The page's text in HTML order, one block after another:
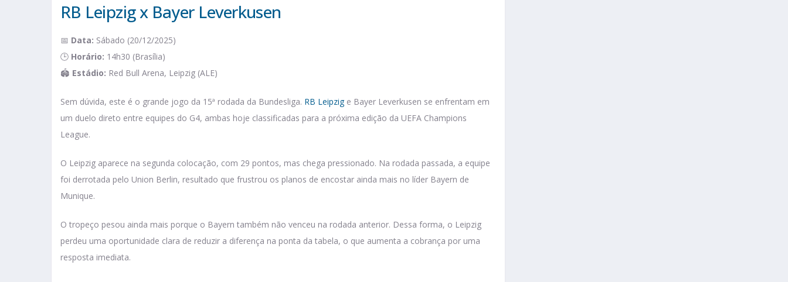
RB Leipzig x Bayer Leverkusen
📅 Data: Sábado (20/12/2025)
🕒 Horário: 14h30 (Brasília)
🏟️ Estádio: Red Bull Arena, Leipzig (ALE)
Sem dúvida, este é o grande jogo da 15ª rodada da Bundesliga. RB Leipzige Bayer Leverkusen se enfrentam em
um duelo direto entre equipes do G4, ambas hoje classificadas para a próxima edição da UEFA Champions
League.
O Leipzig aparece na segunda colocação, com 29 pontos, mas chega pressionado. Na rodada passada, a equipe
foi derrotada pelo Union Berlin, resultado que frustrou os planos de encostar ainda mais no líder Bayern de
Munique.
O tropeço pesou ainda mais porque o Bayern também não venceu na rodada anterior. Dessa forma, o Leipzig
perdeu uma oportunidade clara de reduzir a diferença na ponta da tabela, o que aumenta a cobrança por uma
resposta imediata.